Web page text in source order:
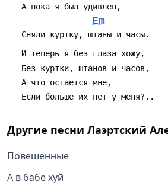
   А пока я был удивлен,
Em
   Сняли куртку, штаны и часы.
   И теперь я без глаза хожу,
   Без куртки, штанов и часов,
   А что остается мне,
   Если больше их нет y меня?..
Другие песни Лаэртский
Повешенные
А в бабе хуй